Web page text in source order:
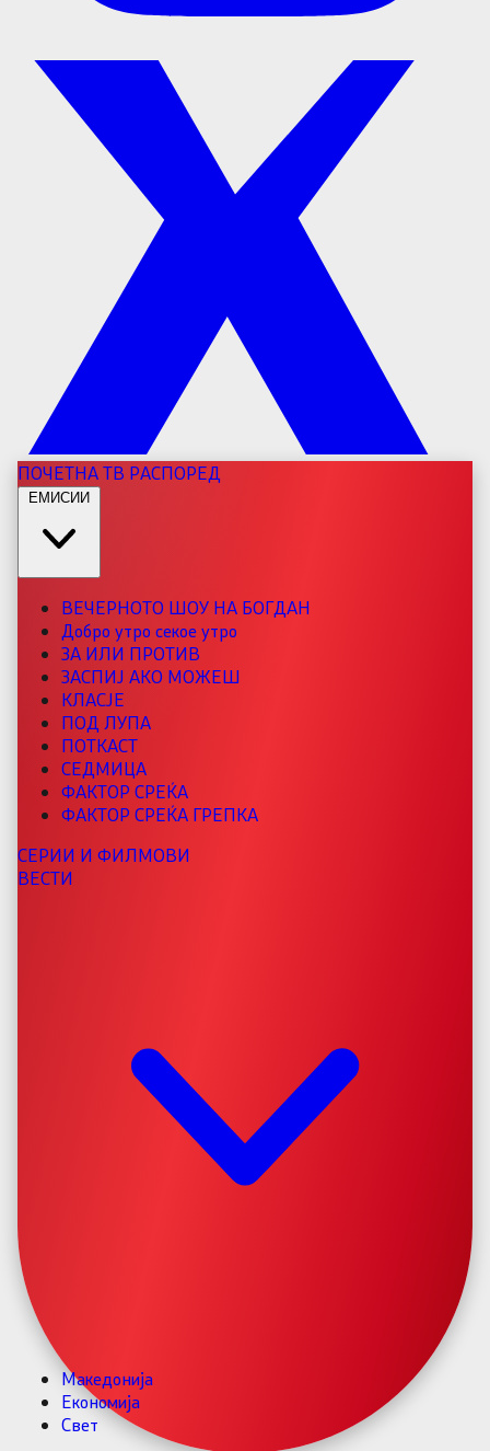
ПОЧЕТНАТВ РАСПОРЕД
ЕМИСИИ
ВЕЧЕРНОТО ШОУ НА БОГДАН
Добро утро секое утро
ЗА ИЛИ ПРОТИВ
ЗАСПИЈ АКО МОЖЕШ
КЛАСЈЕ
ПОД ЛУПА
ПОТКАСТ
СЕДМИЦА
ФАКТОР СРЕЌА
ФАКТОР СРЕЌА ГРЕПКА
СЕРИИ И ФИЛМОВИ
ВЕСТИ
Македонија
Економија
Свет